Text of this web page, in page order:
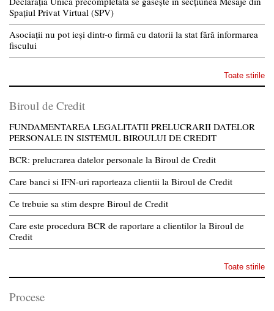
Spațiul Privat Virtual (SPV)
Asociații nu pot ieși dintr-o firmă cu datorii la stat fără informarea
fiscului
Toate stirile
Biroul de Credit
FUNDAMENTAREA LEGALITATII PRELUCRARII DATELOR
PERSONALE IN SISTEMUL BIROULUI DE CREDIT
BCR: prelucrarea datelor personale la Biroul de Credit
Care banci si IFN-uri raporteaza clientii la Biroul de Credit
Ce trebuie sa stim despre Biroul de Credit
Care este procedura BCR de raportare a clientilor la Biroul de
Credit
Toate stirile
Procese